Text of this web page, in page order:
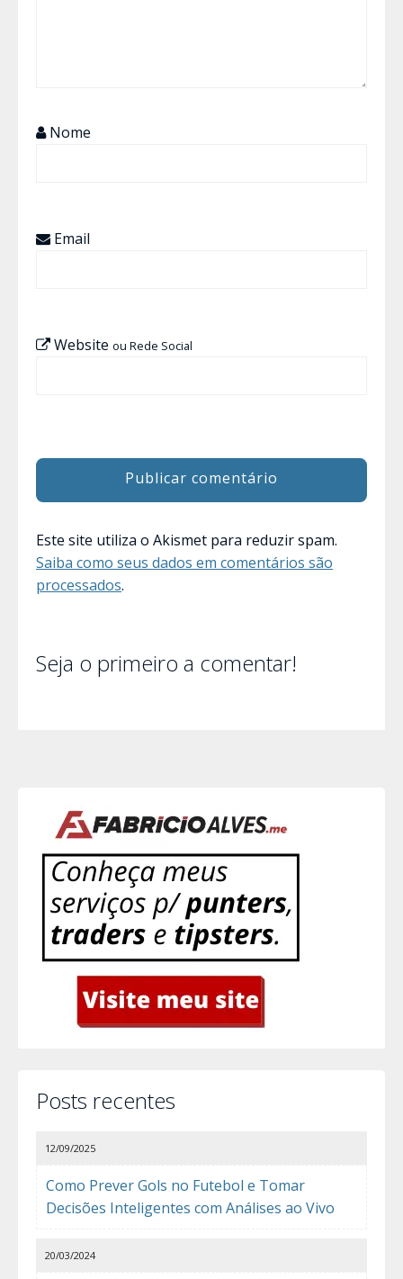
Nome
Email
Website ou Rede Social
Este site utiliza o Akismet para reduzir spam.
Saiba como seus dados em comentários são
processados.
Seja o primeiro a comentar!
Posts recentes
Como Prever Gols no Futebol e Tomar
Decisões Inteligentes com Análises ao Vivo
12/09/2025
20/03/2024